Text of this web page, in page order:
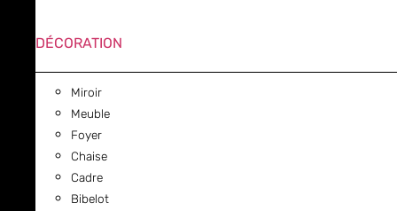
DÉCORATION
Miroir
Meuble
Foyer
Chaise
Cadre
Bibelot